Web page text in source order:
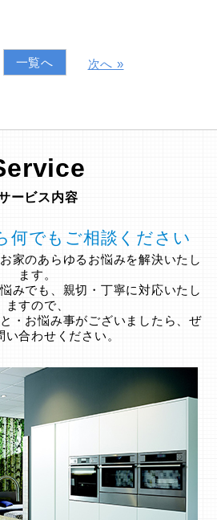
一覧へ 次へ »
ービス内容
何でもご相談ください
家のあらゆるお悩みを解決いたし
ます。
みでも、親切・丁寧に対応いたし
ますので、
・お悩み事がございましたら、ぜ
い合わせください。